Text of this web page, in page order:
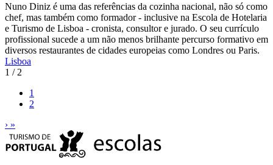
Nuno Diniz é uma das referências da cozinha nacional, não só como
chef, mas também como formador - inclusive na Escola de Hotelaria
e Turismo de Lisboa - cronista, consultor e jurado. O seu currículo
profissional sucede a um não menos brilhante percurso formativo em
diversos restaurantes de cidades europeias como Londres ou Paris.
Lisboa
1 / 2
1
2
› »